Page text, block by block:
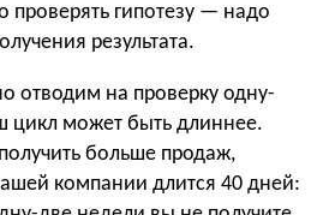
проверять гипотезу — надо
результата.
отводим на проверку одну-
цикл может быть длиннее.
больше продаж,
компании длится 40 дней: